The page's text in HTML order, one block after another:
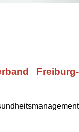
Freiburg-